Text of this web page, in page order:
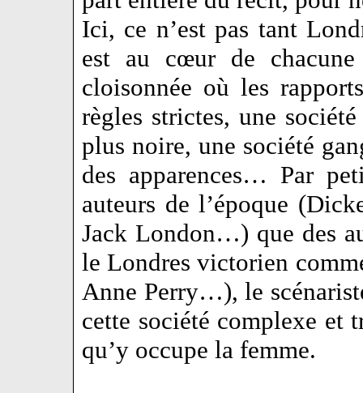
Ici, ce n’est pas tant
est au cœur de chacune
cloisonnée où les
règles strictes, une
plus noire, une société
des apparences… Par
auteurs de l’époque
Jack London…) que des
le Londres victorien
Anne Perry…), le
cette société complexe et
qu’y occupe la femme.